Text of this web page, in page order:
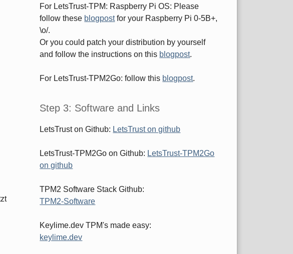
For LetsTrust-TPM: Raspberry Pi OS: Please
follow these blogpostfor your Raspberry Pi 0-5B+,
\o/.
Or you could patch your distribution by yourself
and follow the instructions on this blogpost.
For LetsTrust-TPM2Go: follow this blogpost.
Step 3: Software and Links
LetsTrust on Github: LetsTrust on github
LetsTrust-TPM2Go on Github: LetsTrust-TPM2Go
on github
TPM2 Software Stack Github:
TPM2-Software
Keylime.dev TPM's made easy:
keylime.dev